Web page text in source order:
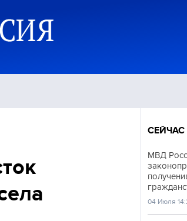
Происшествия
МВД
04 Июля